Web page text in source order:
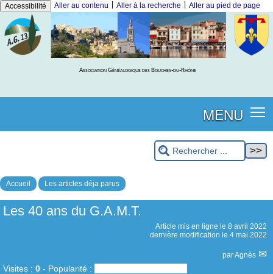
Accessibilité Aller au contenu Aller à la recherche Aller au pied de page
Association Généalogique des Bouches-du-Rhône
MENU
Accueil Les articles déja parus
Les 40 ans du G.A.M.T.
Article mis en ligne le 8 avril 2022
dernière modification le 4 mai 2022
parAgnès
Visites : 0 - Popularité :